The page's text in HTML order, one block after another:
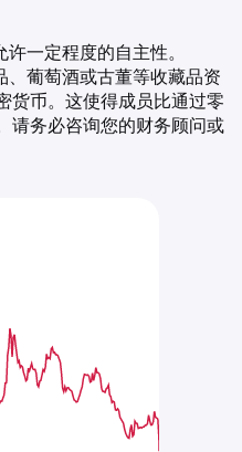
一定程度的自主性。
、葡萄酒或古董等收藏品资
货币。这使得成员比通过零
请务必咨询您的财务顾问或